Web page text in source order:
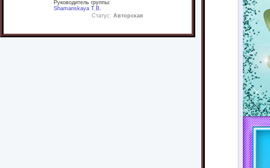
Руководитель группы:
Shamanskaya T.B.
Статус: Авторская